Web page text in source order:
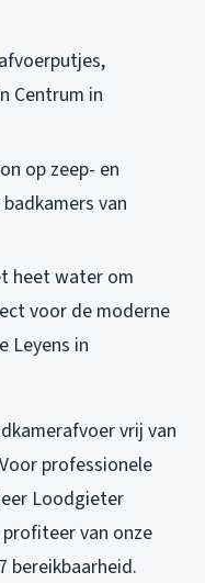
Centrum in
op zeep- en
van
heet water om
voor de moderne
Leyens in
vrij van
professionele
Loodgieter
profiteer van onze
bereikbaarheid.